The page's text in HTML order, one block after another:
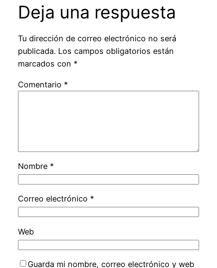
Deja una respuesta
Tu dirección de correo electrónico no será
publicada. Los campos obligatorios están
marcados con *
Comentario *
Nombre *
Correo electrónico *
Web
Guarda mi nombre, correo electrónico y web